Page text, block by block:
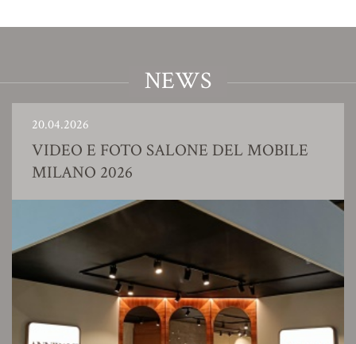
NEWS
20.04.2026
VIDEO E FOTO SALONE DEL MOBILE
MILANO 2026